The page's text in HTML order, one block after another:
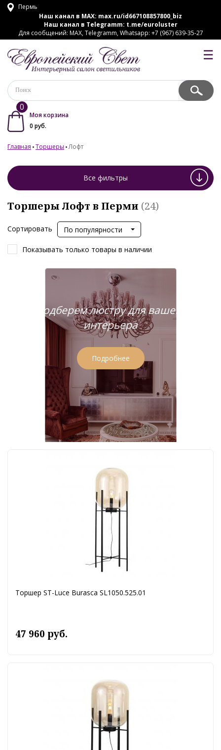
Пермь
Наш канал в MAX: max.ru/id667108857800_biz
Наш канал в Telegramm: t.me/euroluster
Для сообщений: MAX, Telegramm, Whatsapp: +7 (967) 639-35-27
☰
0
Моя корзина
0 руб.
Главная Торшеры Лофт
Все фильтры
Торшеры Лофт в Перми (24)
Сортировать По популярности
Показывать только товары в наличии
Подберем люстру для вашего
интерьера
Подробнее
Торшер ST-Luce Burasca SL1050.525.01
47 960 руб.